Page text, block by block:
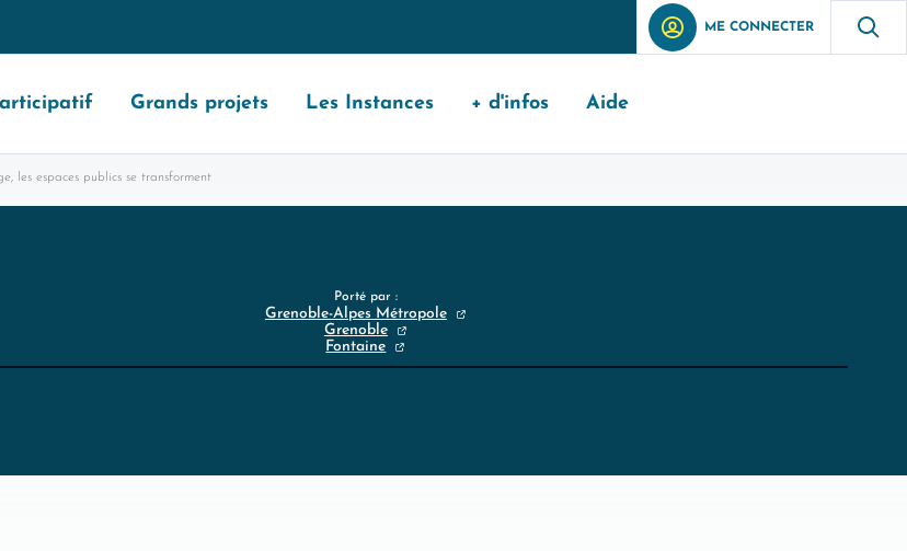
ME CONNECTER
Grands projets Les Instances + d'infos Aide
les espaces publics se transforment
Porté par :
Grenoble-Alpes Métropole
Grenoble
Fontaine